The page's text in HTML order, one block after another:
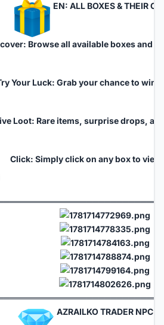
EN: ALL BOXES & THEIR
Browse all available boxes and
Your Luck: Grab your chance to win
Loot: Rare items, surprise drops,
Click: Simply click on any box to
AZRAILKO TRADER NPC